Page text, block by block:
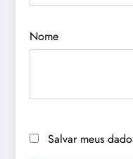
Nome
Salvar meus